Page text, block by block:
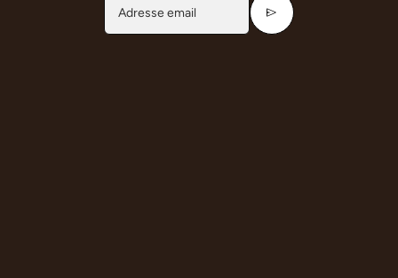
Adresse email send